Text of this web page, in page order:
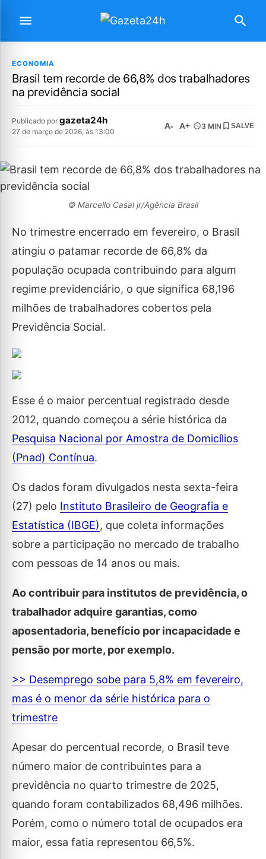
ECONOMIA
Brasil tem recorde de 66,8% dos trabalhadores
na previdência social
Publicado por gazeta24h
27 de março de 2026, às 13:00
A- A+ 3 MIN SALVE
© Marcello Casal jr/Agência Brasil
No trimestre encerrado em fevereiro, o Brasil
atingiu o patamar recorde de 66,8% da
população ocupada contribuindo para algum
regime previdenciário, o que significa 68,196
milhões de trabalhadores cobertos pela
Previdência Social.
Esse é o maior percentual registrado desde
2012, quando começou a série histórica da
Pesquisa Nacional por Amostra de Domicílios
(Pnad) Contínua.
Os dados foram divulgados nesta sexta-feira
(27) pelo Instituto Brasileiro de Geografia e
Estatística (IBGE), que coleta informações
sobre a participação no mercado de trabalho
com pessoas de 14 anos ou mais.
Ao contribuir para institutos de previdência, o
trabalhador adquire garantias, como
aposentadoria, benefício por incapacidade e
pensão por morte, por exemplo.
>> Desemprego sobe para 5,8% em fevereiro,
mas é o menor da série histórica para o
trimestre
Apesar do percentual recorde, o Brasil teve
número maior de contribuintes para a
previdência no quarto trimestre de 2025,
quando foram contabilizados 68,496 milhões.
Porém, como o número total de ocupados era
maior, essa fatia representou 66,5%.